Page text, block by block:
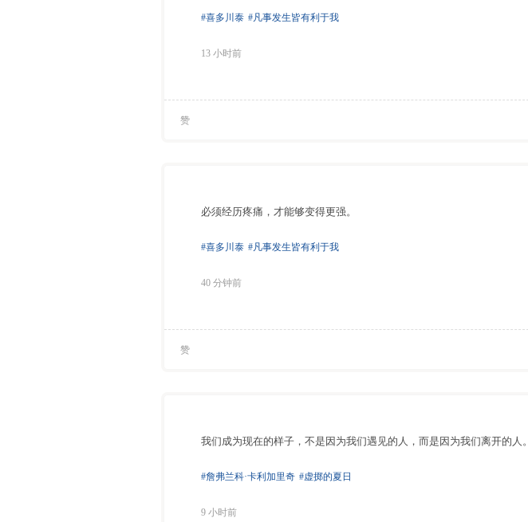
#喜多川泰 #凡事发生皆有利于我
13 小时前
赞
必须经历疼痛，才能够变得更强。
#喜多川泰 #凡事发生皆有利于我
40 分钟前
赞
我们成为现在的样子，不是因为我们遇见的人，而是因为我们离开的人。
#詹弗兰科·卡利加里奇 #虚掷的夏日
9 小时前